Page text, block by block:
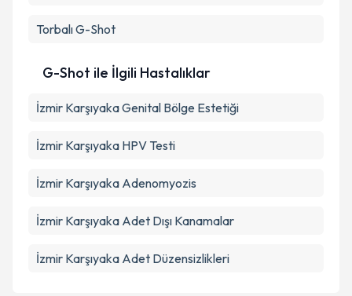
TorbalıG-Shot
G-Shot ile İlgili Hastalıklar
İzmir Karşıyaka Genital Bölge Estetiği
İzmir Karşıyaka HPV Testi
İzmir Karşıyaka Adenomyozis
İzmir Karşıyaka Adet Dışı Kanamalar
İzmir Karşıyaka Adet Düzensizlikleri